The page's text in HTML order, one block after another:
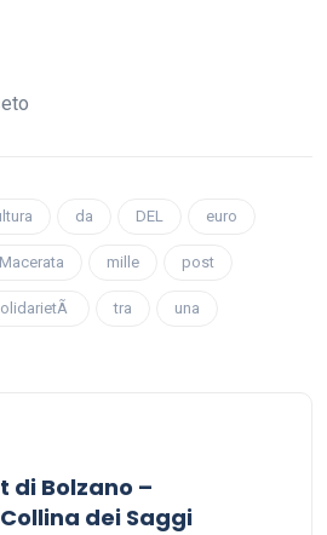
da DEL euro
Macerata mille post
tra una
di Bolzano –
dei Saggi